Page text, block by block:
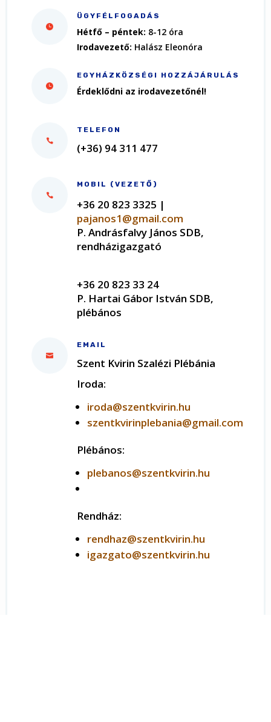
ÜGYFÉLFOGADÁS
Hétfő – péntek: 8-12 óra
Irodavezető: Halász Eleonóra
EGYHÁZKÖZSÉGI HOZZÁJÁRULÁS
Érdeklődni az irodavezetőnél!
TELEFON
(+36) 94 311 477
MOBIL (VEZETŐ)
+36 20 823 3325 |
pajanos1@gmail.com
P. Andrásfalvy János SDB,
rendházigazgató
+36 20 823 33 24
P. Hartai Gábor István SDB,
plébános
EMAIL
Szent Kvirin Szalézi Plébánia
Iroda:
iroda@szentkvirin.hu
szentkvirinplebania@gmail.com
Plébános:
plebanos@szentkvirin.hu
Rendház:
rendhaz@szentkvirin.hu
igazgato@szentkvirin.hu